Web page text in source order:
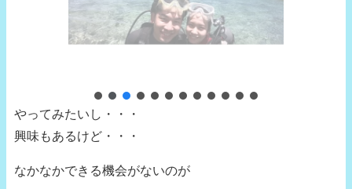
やってみたいし・・・
興味もあるけど・・・
なかなかできる機会がないのが